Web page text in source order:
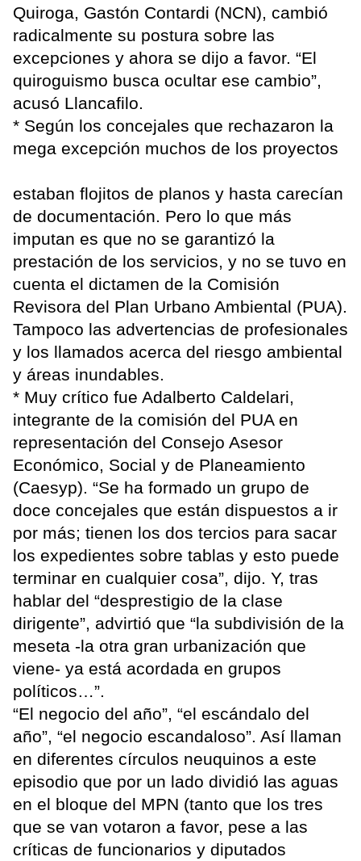
Quiroga, Gastón Contardi (NCN), cambió
radicalmente su postura sobre las
excepciones y ahora se dijo a favor. “El
quiroguismo busca ocultar ese cambio”,
acusó Llancafilo.
* Según los concejales que rechazaron la
mega excepción muchos de los proyectos
estaban flojitos de planos y hasta carecían
de documentación. Pero lo que más
imputan es que no se garantizó la
prestación de los servicios, y no se tuvo en
cuenta el dictamen de la Comisión
Revisora del Plan Urbano Ambiental (PUA).
Tampoco las advertencias de profesionales
y los llamados acerca del riesgo ambiental
y áreas inundables.
* Muy crítico fue Adalberto Caldelari,
integrante de la comisión del PUA en
representación del Consejo Asesor
Económico, Social y de Planeamiento
(Caesyp). “Se ha formado un grupo de
doce concejales que están dispuestos a ir
por más; tienen los dos tercios para sacar
los expedientes sobre tablas y esto puede
terminar en cualquier cosa”, dijo. Y, tras
hablar del “desprestigio de la clase
dirigente”, advirtió que “la subdivisión de la
meseta -la otra gran urbanización que
viene- ya está acordada en grupos
políticos…”.
“El negocio del año”, “el escándalo del
año”, “el negocio escandaloso”. Así llaman
en diferentes círculos neuquinos a este
episodio que por un lado dividió las aguas
en el bloque del MPN (tanto que los tres
que se van votaron a favor, pese a las
críticas de funcionarios y diputados